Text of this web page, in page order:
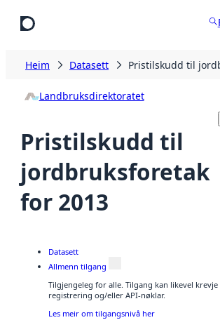
Heim Datasett Pristilskudd til
Landbruksdirektoratet
Pristilskudd til
jordbruksforetak
for 2013
Datasett
Allmenn tilgang
Tilgjengeleg for alle. Tilgang kan likevel
registrering og/eller API-nøklar.
Les meir om tilgangsnivå her